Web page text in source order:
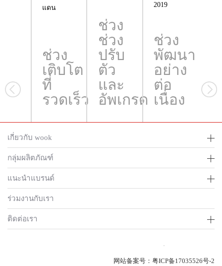
แดน
ช่วง
เติบโต
ที่
รวดเร็ว
ช่วง
ช่วง
ปรับ
ตัว
และ
อัพเกรด
2019
ช่วง
พัฒนา
อย่าง
ต่อ
เนื่อง
เกี่ยวกับ wook
กลุ่มผลิตภัณฑ์
แนะนำแบรนด์
ร่วมงานกับเรา
ติดต่อเรา
网站备案号： 粤ICP备17035526号-2